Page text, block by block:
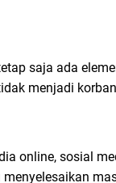
saja ada
menjadi
online, sosial